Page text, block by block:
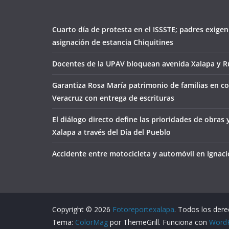
Cuarto día de protesta en el ISSSTE; padres
asignación de estancia Chiquitines
Docentes de la UPAV bloquean avenida Xalapa y
Garantiza Rosa María patrimonio de familias en
Veracruz con entrega de escrituras
El diálogo directo define las prioridades de obras
Xalapa a través del Día del Pueblo
Accidente entre motocicleta y automóvil en
Copyright © 2026 Fotoreportexalapa. Todos los
Tema: ColorMag por ThemeGrill. Funciona con